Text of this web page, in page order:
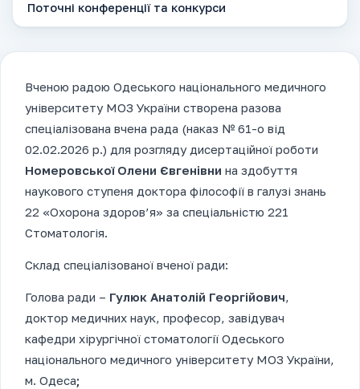
Поточні конференції та конкурси
Вченою радою Одеського національного медичного
університету МОЗ України створена разова
спеціалізована вчена рада (наказ № 61-о від
02.02.2026 р.) для розгляду дисертаційної роботи
Номеровської Олени Євгенівни на здобуття
наукового ступеня доктора філософії в галузі знань
22 «Охорона здоров’я» за спеціальністю 221
Стоматологія.
Склад спеціалізованої вченої ради:
Голова ради – Гулюк Анатолій Георгійович,
доктор медичних наук, професор, завідувач
кафедри хірургічної стоматології Одеського
національного медичного університету МОЗ України,
м. Одеса;